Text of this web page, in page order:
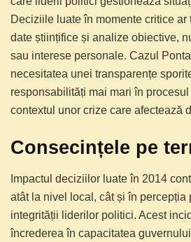
Deciziile luate în momente critice ar
date științifice și analize obiective,
sau interese personale. Cazul
necesitatea unei transparențe
responsabilități mai mari în
contextul unor crize care afectează
Consecințele pe
Impactul deciziilor luate în 2014
atât la nivel local, cât și în percepția
integrității liderilor politici. Acest
încrederea în capacitatea